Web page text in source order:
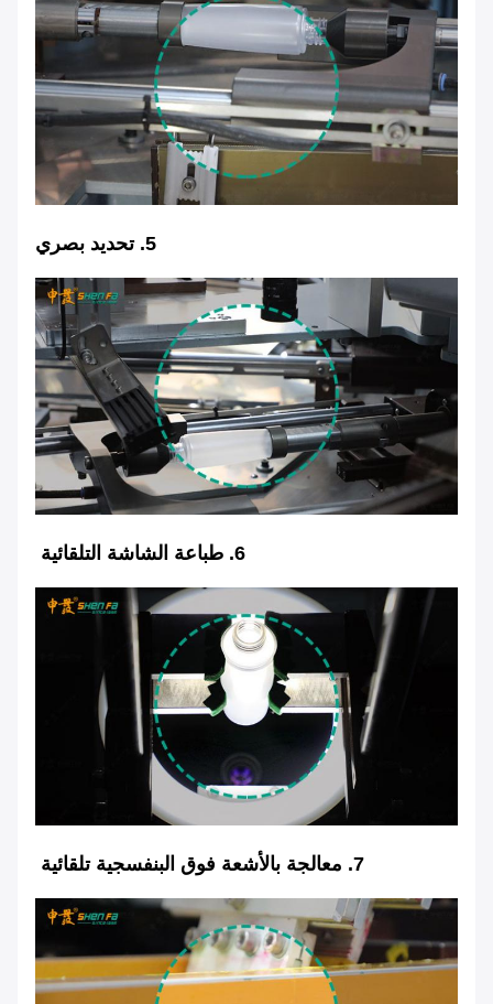
5. تحديد بصري
6. طباعة الشاشة التلقائية
7. معالجة بالأشعة فوق البنفسجية تلقائية